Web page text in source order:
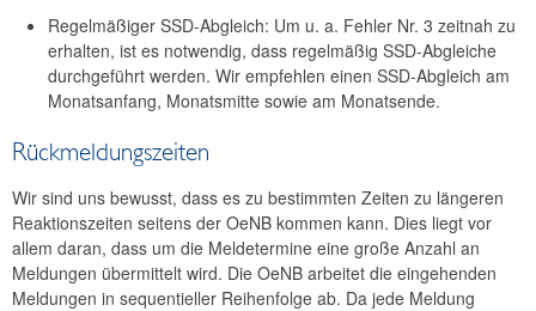
Regelmäßiger SSD-Abgleich: Um u. a. Fehler Nr. 3 zeitnah zu
erhalten, ist es notwendig, dass regelmäßig SSD-Abgleiche
durchgeführt werden. Wir empfehlen einen SSD-Abgleich am
Monatsanfang, Monatsmitte sowie am Monatsende.
Rückmeldungszeiten
Wir sind uns bewusst, dass es zu bestimmten Zeiten zu längeren
Reaktionszeiten seitens der OeNB kommen kann. Dies liegt vor
allem daran, dass um die Meldetermine eine große Anzahl an
Meldungen übermittelt wird. Die OeNB arbeitet die eingehenden
Meldungen in sequentieller Reihenfolge ab. Da jede Meldung